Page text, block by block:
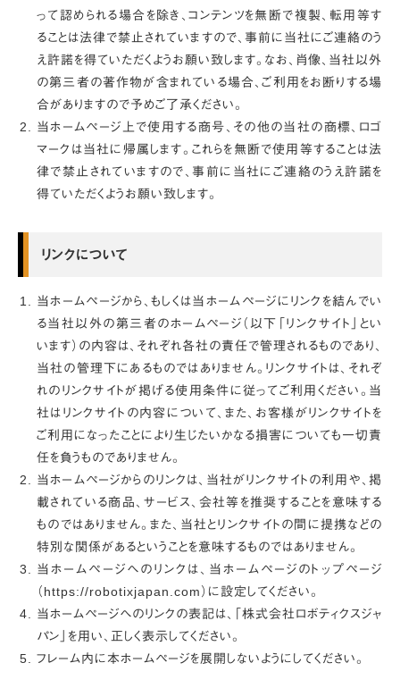
って認められる場合を除き、コンテンツを無断で複製、転用等す
ることは法律で禁止されていますので、事前に当社にご連絡のう
え許諾を得ていただくようお願い致します。なお、肖像、当社以外
の第三者の著作物が含まれている場合、ご利用をお断りする場
合がありますので予めご了承ください。
当ホームページ上で使用する商号、その他の当社の商標、ロゴ
マークは当社に帰属します。これらを無断で使用等することは法
律で禁止されていますので、事前に当社にご連絡のうえ許諾を
得ていただくようお願い致します。
リンクについて
当ホームページから、もしくは当ホームページにリンクを結んでい
る当社以外の第三者のホームページ（以下「リンクサイト」とい
います）の内容は、それぞれ各社の責任で管理されるものであり、
当社の管理下にあるものではありません。リンクサイトは、それぞ
れのリンクサイトが掲げる使用条件に従ってご利用ください。当
社はリンクサイトの内容について、また、お客様がリンクサイトを
ご利用になったことにより生じたいかなる損害についても一切責
任を負うものでありません。
当ホームページからのリンクは、当社がリンクサイトの利用や、掲
載されている商品、サービス、会社等を推奨することを意味する
ものではありません。また、当社とリンクサイトの間に提携などの
特別な関係があるということを意味するものではありません。
当ホームページへのリンクは、当ホームページのトップページ
（https://robotixjapan.com）に設定してください。
当ホームページへのリンクの表記は、「株式会社ロボティクスジャ
パン」を用い、正しく表示してください。
フレーム内に本ホームページを展開しないようにしてください。